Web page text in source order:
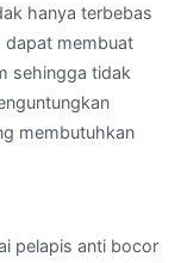
hanya terbebas
dapat membuat
sehingga tidak
membutuhkan
pelapis anti bocor